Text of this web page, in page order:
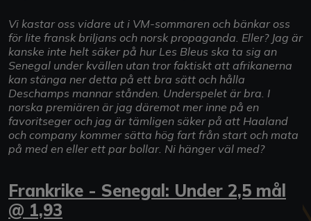
Vi kastar oss vidare ut i VM-sommaren och bänkar oss
för lite fransk briljans och norsk propaganda. Eller? Jag är
kanske inte helt säker på hur Les Bleus ska ta sig an
Senegal under kvällen utan tror faktiskt att afrikanerna
kan stänga ner detta på ett bra sätt och hålla
Deschamps mannar stånden. Underspelet är bra. I
norska premiären är jag däremot mer inne på en
favoritseger och jag är tämligen säker på att Haaland
och company kommer sätta hög fart från start och mata
på med en eller ett par bollar. Ni hänger väl med?
Frankrike - Senegal: Under 2,5 mål
@ 1,93